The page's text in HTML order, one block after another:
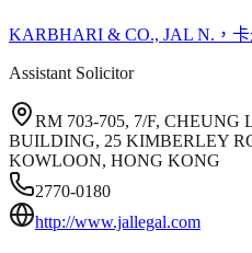
KARBHARI & CO., JAL N. ，
Assistant Solicitor
RM 703-705, 7/F, CHEUNG
BUILDING, 25 KIMBERLEY
KOWLOON, HONG KONG
2770-0180
http://www.jallegal.com